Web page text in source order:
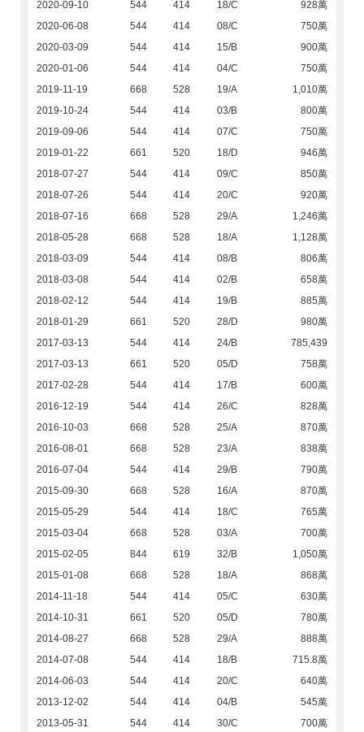
2020-09-10 544 414 18/C
928萬
2020-06-08
544 414 08/C
750萬
2020-03-09
544 414 15/B
900萬
2020-01-06
544 414 04/C
750萬
2019-11-19
668 528 19/A
1,010萬
2019-10-24
544 414 03/B
800萬
2019-09-06
544 414 07/C
750萬
2019-01-22
661 520 18/D
946萬
2018-07-27
544 414 09/C
850萬
2018-07-26
544 414 20/C
920萬
2018-07-16
668 528 29/A
1,246萬
2018-05-28
668 528 18/A
1,128萬
2018-03-09
544 414 08/B
806萬
2018-03-08
544 414 02/B
658萬
2018-02-12
544 414 19/B
885萬
2018-01-29
661 520 28/D
980萬
2017-03-13
544 414 24/B
785,439
2017-03-13
661 520 05/D
758萬
2017-02-28
544 414 17/B
600萬
2016-12-19
544 414 26/C
828萬
2016-10-03
668 528 25/A
870萬
2016-08-01
668 528 23/A
838萬
2016-07-04
544 414 29/B
790萬
2015-09-30
668 528 16/A
870萬
2015-05-29
544 414 18/C
765萬
2015-03-04
668 528 03/A
700萬
2015-02-05
844 619 32/B
1,050萬
2015-01-08
668 528 18/A
868萬
2014-11-18
544 414 05/C
630萬
2014-10-31
661 520 05/D
780萬
2014-08-27
668 528 29/A
888萬
2014-07-08
544 414 18/B
715.8萬
2014-06-03
544 414 20/C
640萬
2013-12-02
544 414 04/B
545萬
2013-05-31
544 414 30/C
700萬